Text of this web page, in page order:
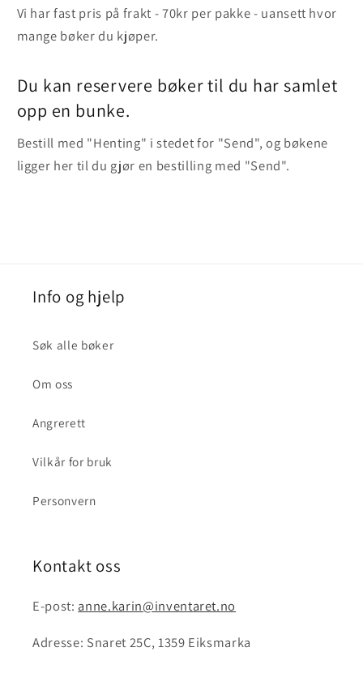
Vi har fast pris på frakt - 70kr per pakke - uansett hvor
mange bøker du kjøper.
Du kan reservere bøker til du har samlet
opp en bunke.
Bestill med "Henting" i stedet for "Send", og bøkene
ligger her til du gjør en bestilling med "Send".
Info og hjelp
Søk alle bøker
Om oss
Angrerett
Vilkår for bruk
Personvern
Kontakt oss
E-post: anne.karin@inventaret.no
Adresse: Snaret 25C, 1359 Eiksmarka